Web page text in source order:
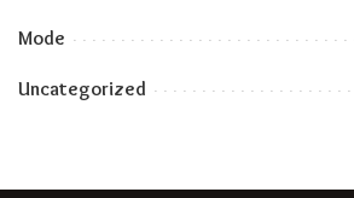
Mode
Uncategorized